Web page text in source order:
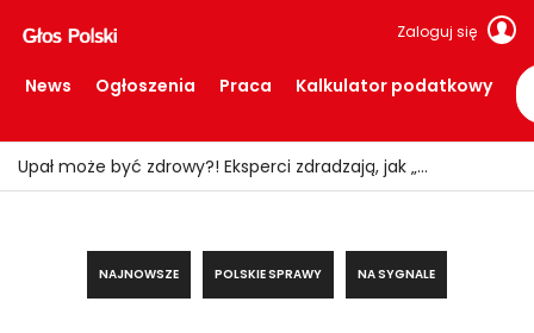
Zaloguj się
News Ogłoszenia Praca Kalkulator podatkowy
Upał może być zdrowy?! Eksperci zdradzają, jak „wytrenować” organizm
NAJNOWSZE POLSKIE SPRAWY NA SYGNALE